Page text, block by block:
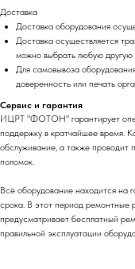
Доставка
Доставка оборудования
Доставка осуществляется
можно выбрать любую
Для самовывоза
доверенность или печать
Сервис и гарантия
ИЦРТ "ФОТОН" гарантирует
поддержку в кратчайшее время.
обслуживание, а также проводит
поломок.
Всё оборудование находится на
срока. В этот период ремонтные
предусматривает бесплатный
правильной эксплуатации